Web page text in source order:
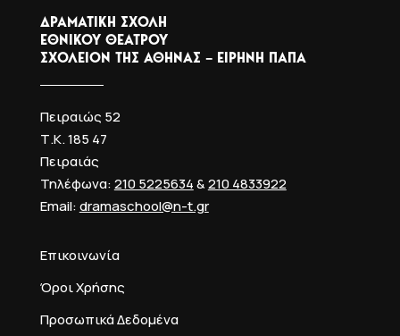
ΔΡΑΜΑΤΙΚΗ ΣΧΟΛΗ
ΕΘΝΙΚΟΥ ΘΕΑΤΡΟΥ
ΣΧΟΛΕΙΟΝ ΤΗΣ ΑΘΗΝΑΣ – ΕΙΡΗΝΗ ΠΑΠΑ
Πειραιώς 52
Τ.Κ. 185 47
Πειραιάς
Τηλέφωνα:210 5225634&210 4833922
Email:dramaschool@n-t.gr
Επικοινωνία
Όροι Χρήσης
Προσωπικά Δεδομένα